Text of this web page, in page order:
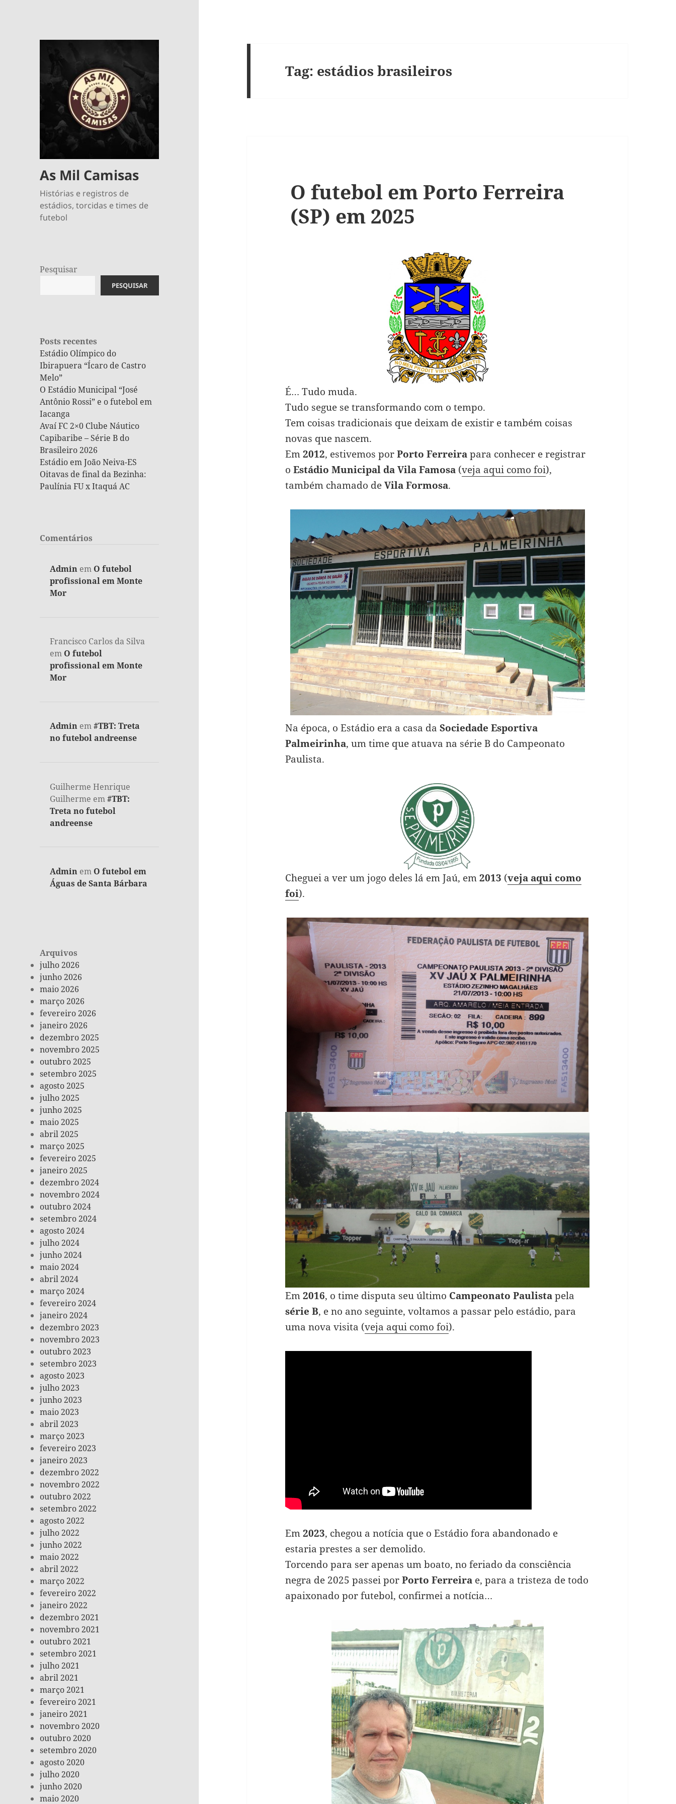
As Mil Camisas
Histórias e registros de
estádios, torcidas e times de
futebol
Pesquisar
PESQUISAR
Posts recentes
Estádio Olímpico do
Ibirapuera “Ícaro de Castro
Melo”
O Estádio Municipal “José
Antônio Rossi” e o futebol em
Iacanga
Avaí FC 2×0 Clube Náutico
Capibaribe – Série B do
Brasileiro 2026
Estádio em João Neiva-ES
Oitavas de final da Bezinha:
Paulínia FU x Itaquá AC
Comentários
Admin em O futebol
profissional em Monte
Mor
Francisco Carlos da Silva
em O futebol
profissional em Monte
Mor
Admin em#TBT: Treta
no futebol andreense
Guilherme Henrique
Guilherme em#TBT:
Treta no futebol
andreense
Admin em O futebol em
Águas de Santa Bárbara
Arquivos
julho 2026
junho 2026
maio 2026
março 2026
fevereiro 2026
janeiro 2026
dezembro 2025
novembro 2025
outubro 2025
setembro 2025
agosto 2025
julho 2025
junho 2025
maio 2025
abril 2025
março 2025
fevereiro 2025
janeiro 2025
dezembro 2024
novembro 2024
outubro 2024
setembro 2024
agosto 2024
julho 2024
junho 2024
maio 2024
abril 2024
março 2024
fevereiro 2024
janeiro 2024
dezembro 2023
novembro 2023
outubro 2023
setembro 2023
agosto 2023
julho 2023
junho 2023
maio 2023
abril 2023
março 2023
fevereiro 2023
janeiro 2023
dezembro 2022
novembro 2022
outubro 2022
setembro 2022
agosto 2022
julho 2022
junho 2022
maio 2022
abril 2022
março 2022
fevereiro 2022
janeiro 2022
dezembro 2021
novembro 2021
outubro 2021
setembro 2021
julho 2021
abril 2021
março 2021
fevereiro 2021
janeiro 2021
novembro 2020
outubro 2020
setembro 2020
agosto 2020
julho 2020
junho 2020
maio 2020
Tag: estádios brasileiros
O futebol em Porto Ferreira
(SP) em 2025
É… Tudo muda.
Tudo segue se transformando com o tempo.
Tem coisas tradicionais que deixam de existir e também coisas
novas que nascem.
Em2012, estivemos porPorto Ferreirapara conhecer e registrar
o Estádio Municipal da Vila Famosa(veja aqui como foi),
também chamado deVila Formosa.
Na época, o Estádio era a casa da Sociedade Esportiva
Palmeirinha, um time que atuava na série B do Campeonato
Paulista.
Cheguei a ver um jogo deles lá em Jaú, em2013 (veja aqui como
foi).
Em2016, o time disputa seu último Campeonato Paulistapela
série B, e no ano seguinte, voltamos a passar pelo estádio, para
uma nova visita (veja aqui como foi).
Em2023, chegou a notícia que o Estádio fora abandonado e
estaria prestes a ser demolido.
Torcendo para ser apenas um boato, no feriado da consciência
negra de 2025 passei porPorto Ferreirae, para a tristeza de todo
apaixonado por futebol, confirmei a notícia…